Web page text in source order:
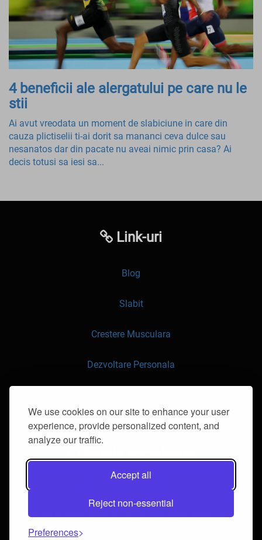
We use cookies on our site to enhance your user
experience, provide personalized content, and
analyze our traffic.
Accept all
Reject non-essential
Preferences
4 beneficii ale alergatului pe care nu le
stii
Ai avut vreodata un moment de slabiciune in care din
cauza plictiselii ti-ai dorit sa mananci ceva dulce sau
nesanatos dar din pacate nu aveai nimic prin casa? Ai
decis totusi sa iesi sa...
Link-uri
Blog
Slabit
Crestere Musculara
Dezvoltare Personala
Contacteaza-ne
© 2016-2026 klorii.ro. Toate drepturile rezervate.